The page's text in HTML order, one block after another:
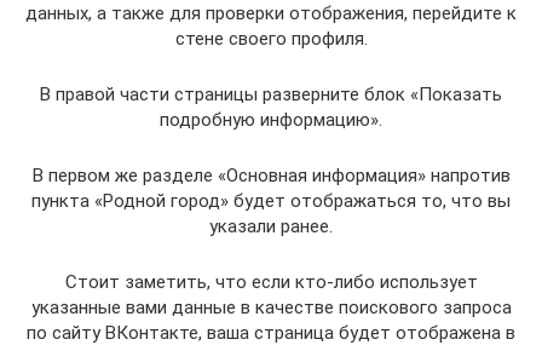
данных, а также для проверки отображения, перейдите к
стене своего профиля.
В правой части страницы разверните блок «Показать
подробную информацию».
В первом же разделе «Основная информация» напротив
пункта «Родной город» будет отображаться то, что вы
указали ранее.
Стоит заметить, что если кто-либо использует
указанные вами данные в качестве поискового запроса
по сайту ВКонтакте, ваша страница будет отображена в